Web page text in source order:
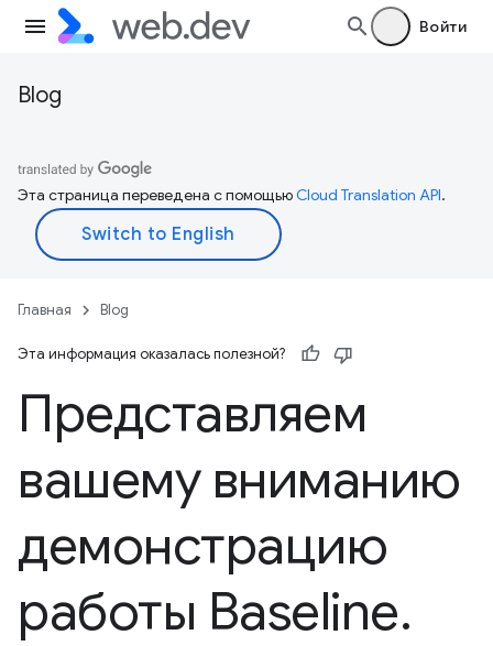
Войти
Blog
Эта страница переведена с помощьюCloud Translation API.
Главная Blog
Эта информация оказалась полезной?
Представляем
вашему вниманию
демонстрацию
работы Baseline.